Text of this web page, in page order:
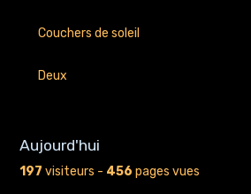
Couchers de soleil
Deux
Aujourd'hui
197 visiteurs - 456 pages vues